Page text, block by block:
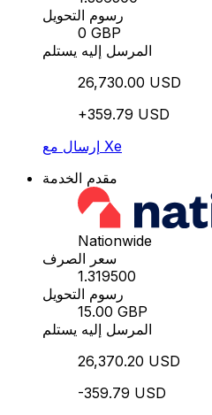
رسوم التحويل
0 GBP
المرسل إليه يستلم
26,730.00 USD
+359.79 USD
إرسال مع Xe
مقدم الخدمة
Nationwide
سعر الصرف
1.319500
رسوم التحويل
15.00 GBP
المرسل إليه يستلم
26,370.20 USD
-359.79 USD